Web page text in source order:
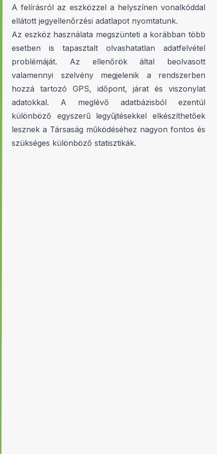
A felírásról az eszközzel a helyszínen vonalkóddal
ellátott jegyellenőrzési adatlapot nyomtatunk.
Az eszköz használata megszünteti a korábban több
esetben is tapasztalt olvashatatlan adatfelvétel
problémáját. Az ellenőrök által beolvasott
valamennyi szelvény megjelenik a rendszerben
hozzá tartozó GPS, időpont, járat és viszonylat
adatokkal. A meglévő adatbázisból ezentúl
különböző egyszerű legyűjtésekkel elkészíthetőek
lesznek a Társaság működéséhez nagyon fontos és
szükséges különböző statisztikák.